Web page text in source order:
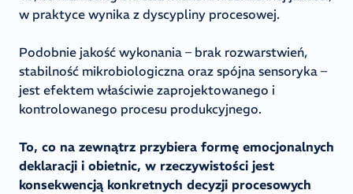
w praktyce wynika z dyscypliny procesowej.
Podobnie jakość wykonania – brak rozwarstwień,
stabilność mikrobiologiczna oraz spójna sensoryka –
jest efektem właściwie zaprojektowanego i
kontrolowanego procesu produkcyjnego.
To, co na zewnątrz przybiera formę emocjonalnych
deklaracji i obietnic, w rzeczywistości jest
konsekwencją konkretnych decyzji procesowych